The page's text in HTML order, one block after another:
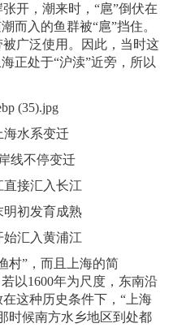
开，潮来时，“扈”倒伏在
而入的鱼群被“扈”挡住。
广泛使用。因此，当时这
正处于“沪渎”近旁，所以
海水系变迁
线不停变迁
接汇入长江
明初发育成熟
始汇入黄浦江
”，而且上海的简
以1600年为尺度，东南沿
这种历史条件下，“上海
时候南方水乡地区到处都